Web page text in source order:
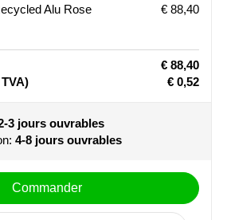
Alu Rose
€ 88,40
€ 88,40
€ 0,52
3 jours ouvrables
4-8 jours ouvrables
Commander